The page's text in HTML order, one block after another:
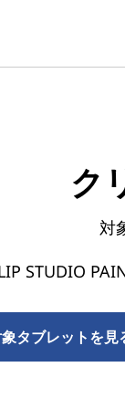
ク
対
STUDIO
タブレットを